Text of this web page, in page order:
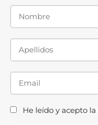
He leído y acepto la